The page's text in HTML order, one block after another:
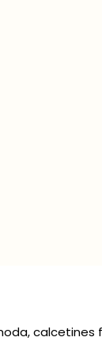
calcetines